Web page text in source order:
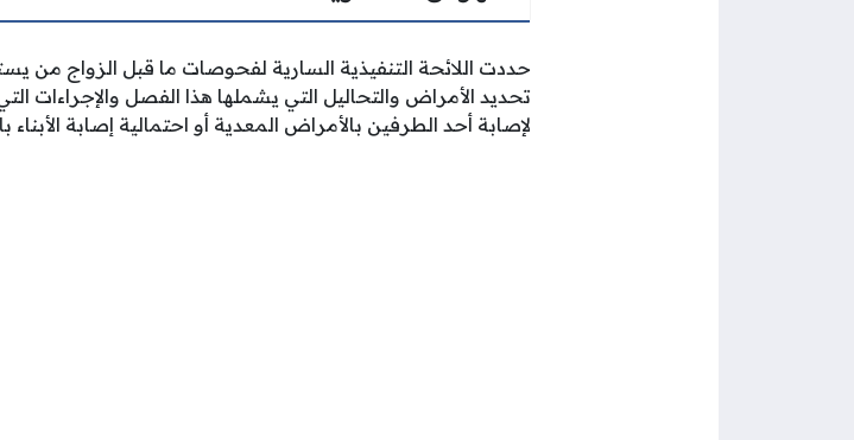
حددت اللائحة التنفيذية السارية لفحوصات ما قبل الزواج من
تحديد الأمراض والتحاليل التي يشملها هذا الفصل والإجراءات
لإصابة أحد الطرفين بالأمراض المعدية أو احتمالية إصابة الأبناء